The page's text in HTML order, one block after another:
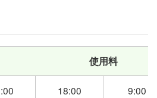
使用料
18:00
9:00